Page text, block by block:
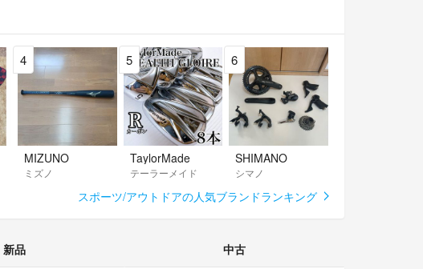
4
MIZUNO
ミズノ
5
TaylorMade
テーラーメイド
6
SHIMANO
シマノ
スポーツ/アウトドアの人気ブランドランキング
新品 中古